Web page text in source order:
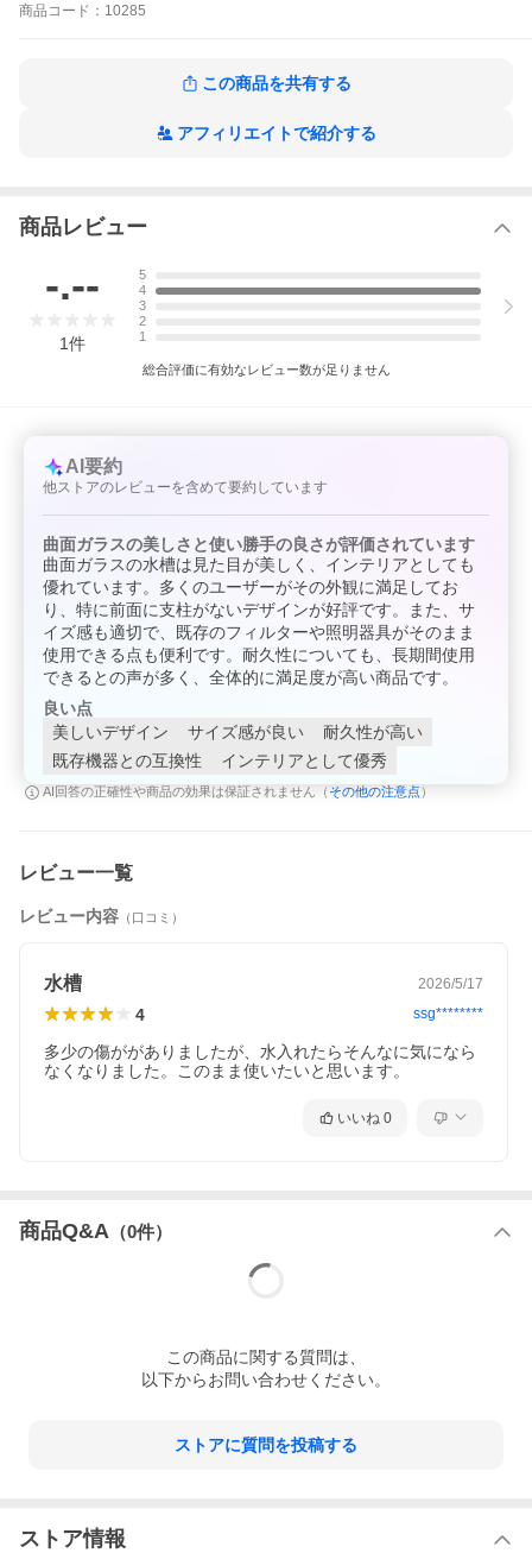
フレーム式曲げガラス水槽です！
ＧＥＸ ラピレス ＲＶ６０ ６０×３０×３６ｃｍ ６０ｃｍ水
特長
●温度変化に対する耐久試験に合格しているので安心してお
使いいただけます。
●コーナーのアールラインが美しい、高精度曲げガラス水槽
●水槽本体での販売ですので、観賞魚飼育、水草育生など照
明やろ過をアレンジしてお好きなようにお楽しみいただけ
●シンプルで美しいデザインのフレーム式曲げガラス水槽、
使い勝手の良さなど、おすすめの水槽です。
水容量
（約）
５６リットル
ＧＥＸ ガラスフタ ６０−Ａ
※本製品はガラス製品のため、運送・運搬の関係で表面
上、多少の傷がついてしまう場合がございます。使用上は
予めご了承ください。
商品 コード： 10285
この商品を共有する
アフィリエイトで紹介する
商品レビュー
-.--
1件
5
4
3
2
1
総合評価に有効なレビュー数が足りません
AI要約
他ストアのレビューを含めて要約しています
曲面ガラスの美しさと使い勝手の良さが評価されています
曲面ガラスの水槽は見た目が美しく、インテリアとしても
優れています。多くのユーザーがその外観に満足してお
り、特に前面に支柱がないデザインが好評です。また、サ
イズ感も適切で、既存のフィルターや照明器具がそのまま
使用できる点も便利です。耐久性についても、長期間使用
できるとの声が多く、全体的に満足度が高い商品です。
良い点
美しいデザイン
サイズ感が良い
耐久性が高い
既存機器との互換性
インテリアとして優秀
AI回答の正確性や商品の効果は保証されません（ その他の注意点 ）
レビュー一覧
レビュー内容 （口コミ）
水槽 2026/5/17
4 ssg********
多少の傷ががありましたが、水入れたらそんなに気になら
なくなりました。このまま使いたいと思います。
いいね 0
商品Q&A （0件）
この商品に関する質問は、
以下からお問い合わせください。
ストアに質問を投稿する
ストア情報